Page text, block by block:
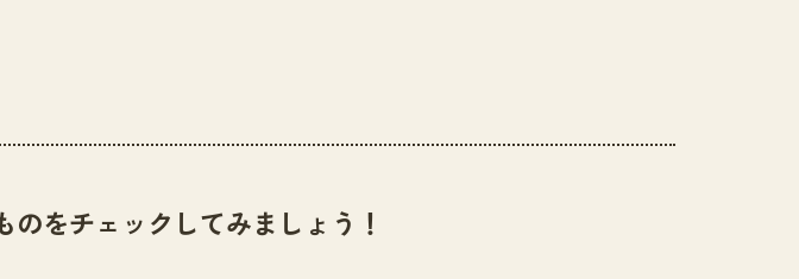
をチェックしてみましょう！